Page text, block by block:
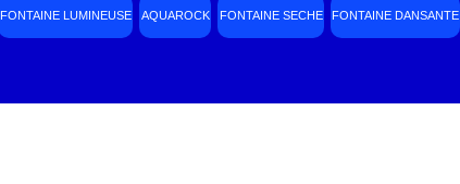
FONTAINE LUMINEUSE AQUAROCK FONTAINE SECHE FONTAINE DANSANTE